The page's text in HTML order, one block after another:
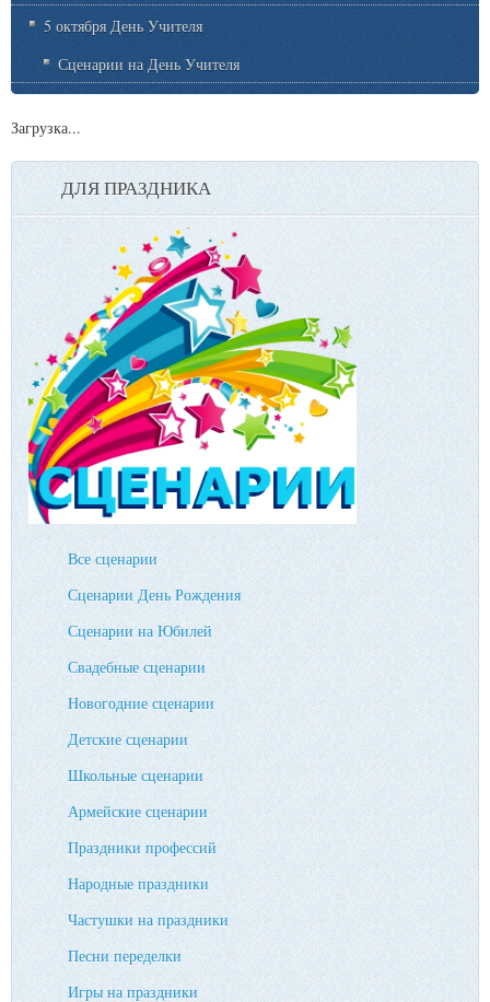
5 октября День Учителя
Сценарии на День Учителя
Загрузка...
ДЛЯ ПРАЗДНИКА
Все сценарии
Сценарии День Рождения
Сценарии на Юбилей
Свадебные сценарии
Новогодние сценарии
Детские сценарии
Школьные сценарии
Армейские сценарии
Праздники профессий
Народные праздники
Частушки на праздники
Песни переделки
Игры на праздники